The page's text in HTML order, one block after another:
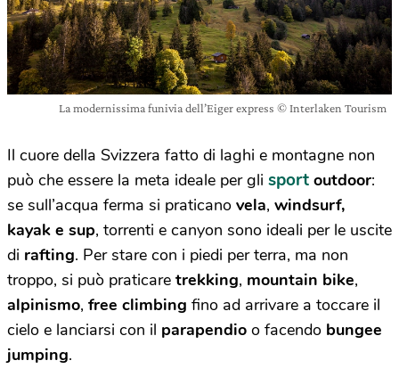
La modernissima funivia dell’Eiger express © Interlaken Tourism
Il cuore della Svizzera fatto di laghi e montagne non
può che essere la meta ideale per gli sport outdoor:
se sull’acqua ferma si praticano vela, windsurf,
kayak e sup, torrenti e canyon sono ideali per le uscite
di rafting. Per stare con i piedi per terra, ma non
troppo, si può praticare trekking, mountain bike,
alpinismo, free climbing fino ad arrivare a toccare il
cielo e lanciarsi con il parapendio o facendo bungee
jumping.